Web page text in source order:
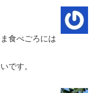
食べごろには
です。